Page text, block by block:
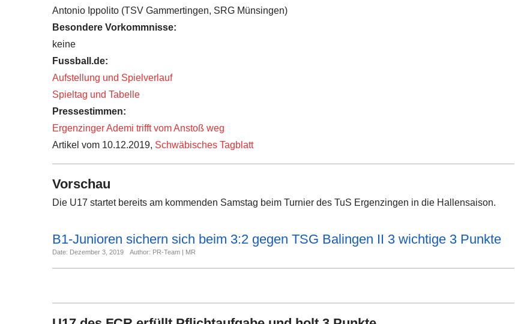
Antonio Ippolito (TSV Gammertingen, SRG Münsingen)
Besondere Vorkommnisse:
keine
Fussball.de:
Aufstellung und Spielverlauf
Spieltag und Tabelle
Pressestimmen:
Ergenzinger Ademi trifft vom Anstoß weg
Artikel vom 10.12.2019, Schwäbisches Tagblatt
Vorschau
Die U17 startet bereits am kommenden Samstag beim Turnier des TuS Ergenzingen in die Hallensaison.
B1-Junioren sichern sich beim 3:2 gegen TSG Balingen II 3 wichtige 3 Punkte
Date: Dezember 3, 2019 Author: PR-Team | MR